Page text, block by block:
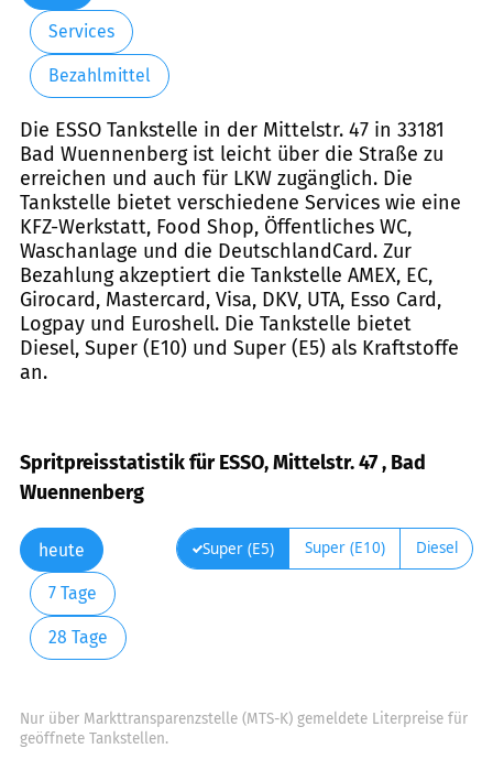
Services
Bezahlmittel
Die ESSO Tankstelle in der Mittelstr. 47 in 33181
Bad Wuennenberg ist leicht über die Straße zu
erreichen und auch für LKW zugänglich. Die
Tankstelle bietet verschiedene Services wie eine
KFZ-Werkstatt, Food Shop, Öffentliches WC,
Waschanlage und die DeutschlandCard. Zur
Bezahlung akzeptiert die Tankstelle AMEX, EC,
Girocard, Mastercard, Visa, DKV, UTA, Esso Card,
Logpay und Euroshell. Die Tankstelle bietet
Diesel, Super (E10) und Super (E5) als Kraftstoffe
an.
Spritpreisstatistik für ESSO, Mittelstr. 47 , Bad
Wuennenberg
heute
7 Tage
28 Tage
Super (E5) Super (E10) Diesel
Nur über Markttransparenzstelle (MTS-K) gemeldete Literpreise für
geöffnete Tankstellen.